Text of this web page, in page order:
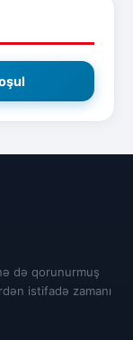
də qorunurmuş
istifadə zamanı